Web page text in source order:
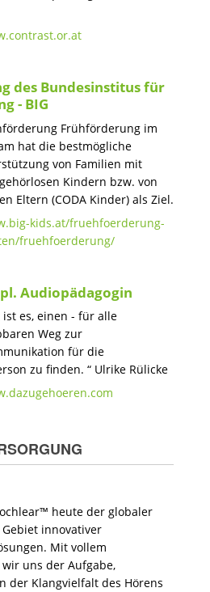
des Bundesinstitus für
- BIG
Frühförderung im
hat die bestmögliche
von Familien mit
Kindern bzw. von
Eltern (CODA Kinder) als Ziel.
kids.at/fruehfoerderung-
fruehfoerderung/
Audiopädagogin
es, einen - für alle
Weg zur
für die
zu finden. “ Ulrike Rülicke
heute der globaler
innovativer
Mit vollem
uns der Aufgabe,
der Klangvielfalt des Hörens